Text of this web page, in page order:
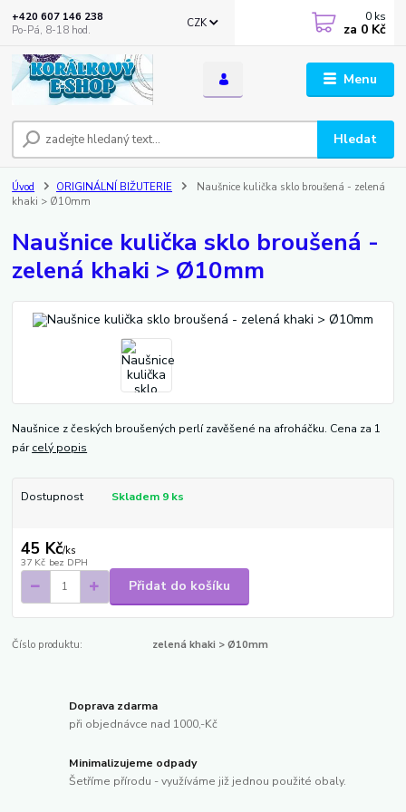
Menu
CZK
Hledat
+420 607 146 238
Po-Pá, 8-18 hod.
0 ks
za 0 Kč
Úvod ORIGINÁLNÍ BIŽUTERIE
Naušnice kulička sklo broušená - zelená
khaki > Ø10mm
Naušnice kulička sklo broušená -
zelená khaki > Ø10mm
Naušnice z českých broušených perlí zavěšené na afroháčku. Cena za 1
párcelý popis
Dostupnost Skladem 9 ks
45 Kč/ks
37 Kč bez DPH
Přidat do košíku
Číslo produktu: zelená khaki > Ø10mm
Doprava zdarma
při objednávce nad 1000,-Kč
Minimalizujeme odpady
Šetříme přírodu - využíváme již jednou použité obaly.